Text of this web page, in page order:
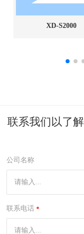
XD-S2000
联系我们以了
公司名称
联系电话